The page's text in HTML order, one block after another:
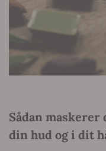
Sådan maskerer
din hud og i dit